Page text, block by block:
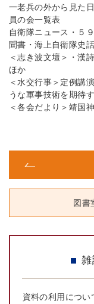
一老兵の外から見た
員の会一覧表
自衛隊ニュース・５
聞書・海上自衛隊史
＜志き波文壇＞・漢
ほか
＜水交行事＞定例講
うな軍事技術を期待
＜各会だより＞靖国
図書
雑
資料の利用につい